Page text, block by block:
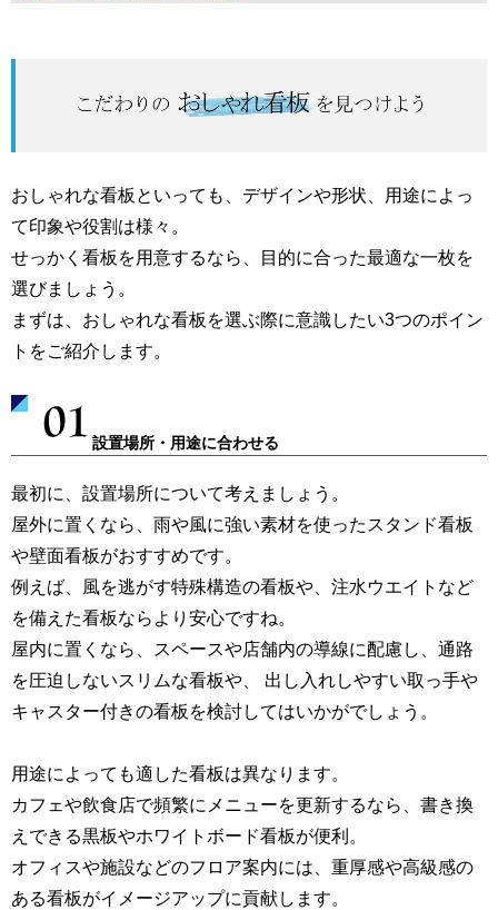
おしゃれな看板といっても、デザインや形状、用途によっ
て印象や役割は様々。
せっかく看板を用意するなら、目的に合った最適な一枚を
選びましょう。
まずは、おしゃれな看板を選ぶ際に意識したい3つのポイン
トをご紹介します。
設置場所・用途に合わせる
最初に、設置場所について考えましょう。
屋外に置くなら、雨や風に強い素材を使ったスタンド看板
や壁面看板がおすすめです。
例えば、風を逃がす特殊構造の看板や、注水ウエイトなど
を備えた看板ならより安心ですね。
屋内に置くなら、スペースや店舗内の導線に配慮し、通路
を圧迫しないスリムな看板や、
出し入れしやすい取っ手や
キャスター付きの看板を検討してはいかがでしょう。
用途によっても適した看板は異なります。
カフェや飲食店で頻繁にメニューを更新するなら、書き換
えできる黒板やホワイトボード看板が便利。
オフィスや施設などのフロア案内には、重厚感や高級感の
ある看板がイメージアップに貢献します。